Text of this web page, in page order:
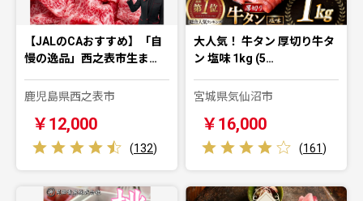
【JALのCAおすすめ】「自
慢の逸品」西之表市生ま…
鹿児島県西之表市
￥12,000
(132)
大人気！ 牛タン 厚切り牛タ
ン 塩味 1kg (5…
宮城県気仙沼市
￥16,000
(161)